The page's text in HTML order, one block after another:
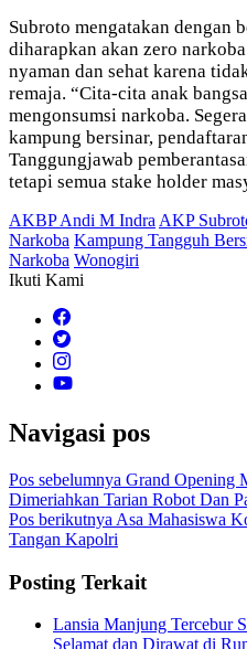
Subroto mengatakan dengan
diharapkan akan zero
nyaman dan sehat karena
remaja. “Cita-cita anak
mengonsumsi narkoba.
kampung bersinar,
Tanggungjawab
tetapi semua stake holder
AKBP Andi M Indra AKP
Narkoba Kampung Tangguh
Narkoba Wonogiri
Ikuti Kami
Navigasi pos
Pos sebelumnya Grand Opening
Dimeriahkan Tarian Robot Dan
Pos berikutnya Asa Mahasiswa
Tangan Kapolri
Posting Terkait
Lansia Manjung Tercebur
Selamat dan Dirawat di